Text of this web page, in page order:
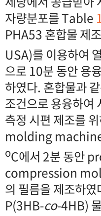
자량분포를 Table
PHA53 혼합물
USA)를 이용하여
으로 10분 동안 용
하였다. 혼합물과
조건으로 용융하여
측정 시편 제조를
molding
oC에서 2분 동안
compression
의 필름을 제조하였
P(3HB-co-4HB)